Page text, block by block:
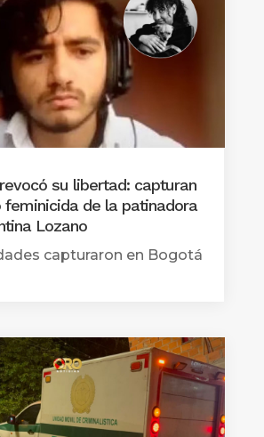
su libertad: capturan
feminicida de la patinadora
Lozano
capturaron en Bogotá